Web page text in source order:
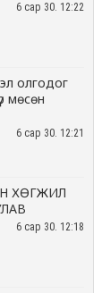
6 сар 30. 12:22
олгодог
мөсөн
6 сар 30. 12:21
ХӨГЖИЛ
6 сар 30. 12:18